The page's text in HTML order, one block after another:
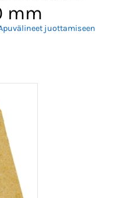
mm
juottamiseen